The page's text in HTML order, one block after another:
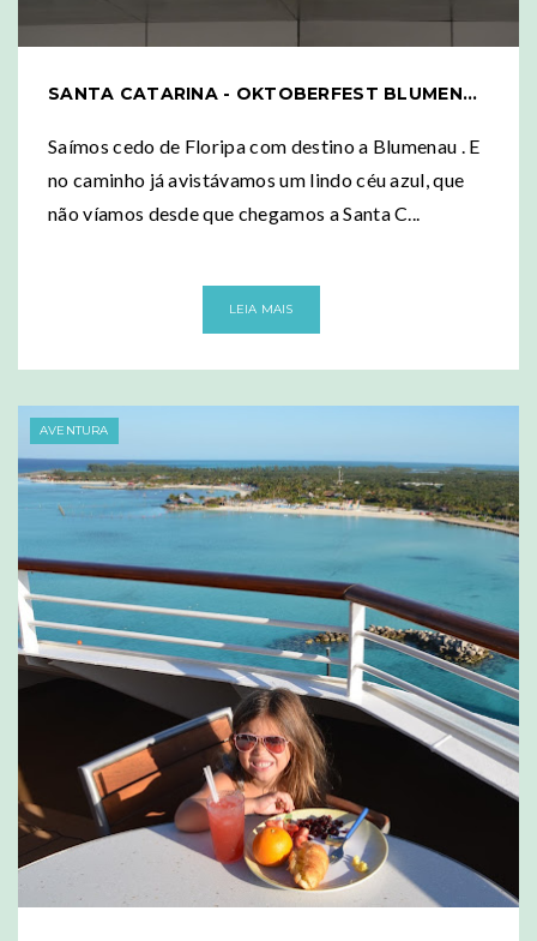
SANTA CATARINA - OKTOBERFEST BLUMENAU 2015
Saímos cedo de Floripa com destino a Blumenau . E
no caminho já avistávamos um lindo céu azul, que
não víamos desde que chegamos a Santa C...
LEIA MAIS
AVENTURA